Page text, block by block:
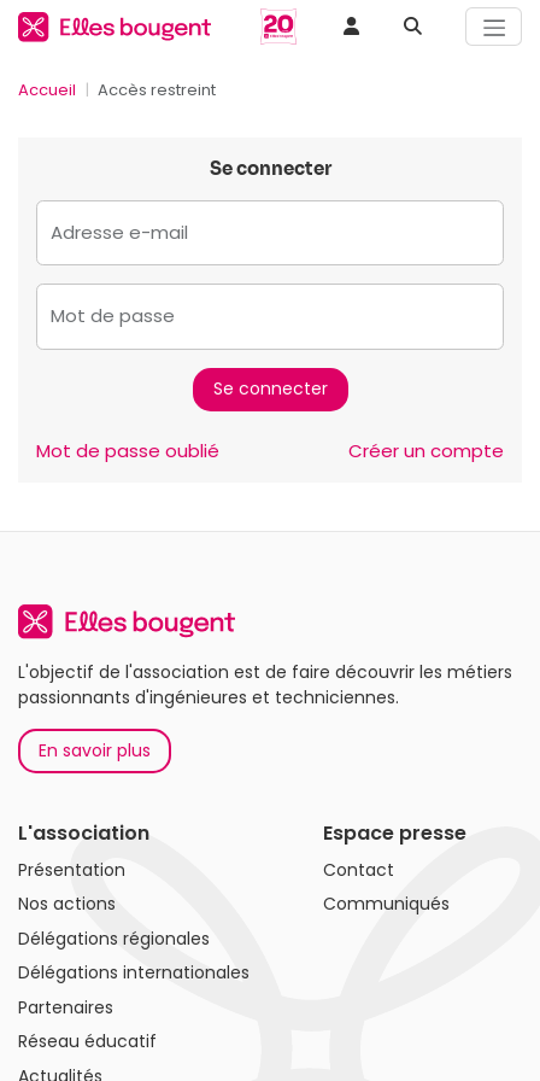
Accueil Accès restreint
Se connecter
Adresse e-mail
Mot de passe
Mot de passe oublié Créer un compte
L'objectif de l'association est de faire découvrir les métiers
passionnants d'ingénieures et techniciennes.
En savoir plus
L'association
Présentation
Nos actions
Délégations régionales
Délégations internationales
Partenaires
Réseau éducatif
Actualités
Espace presse
Contact
Communiqués